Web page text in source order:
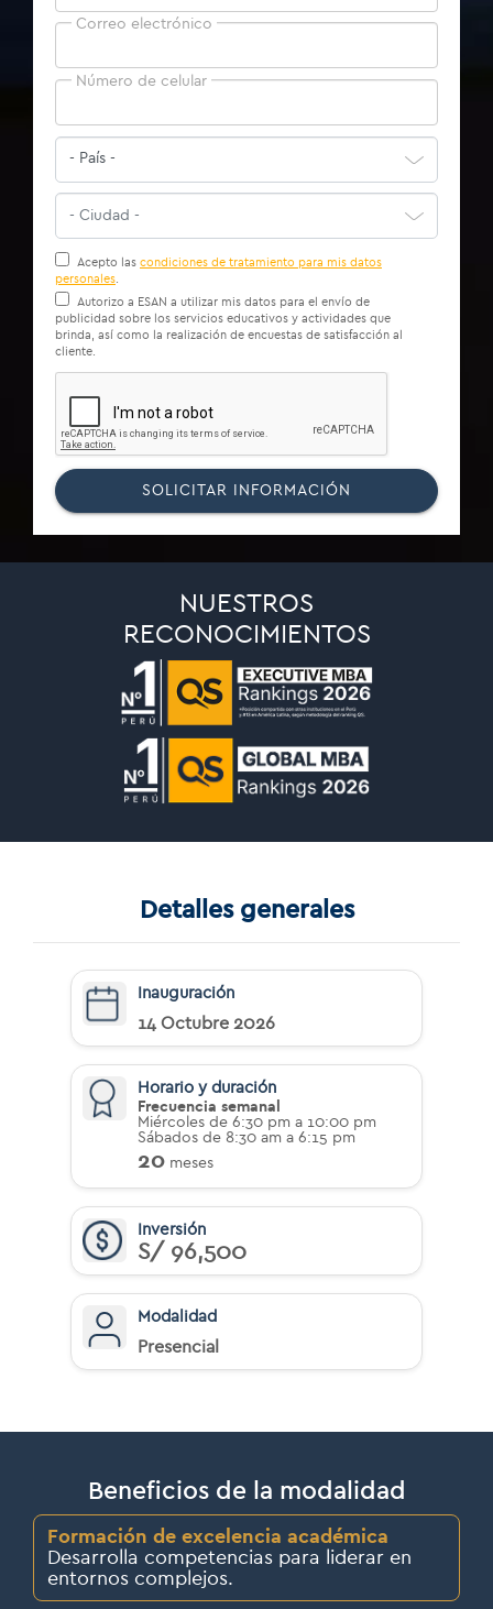
Correo electrónico
Número de celular
Acepto las condiciones de tratamiento para mis datos
personales
Autorizo a ESAN a utilizar mis datos para el envío de
publicidad sobre los servicios educativos y actividades que
brinda, así como la realización de encuestas de satisfacción al
cliente.
SOLICITAR INFORMACIÓN
NUESTROS
RECONOCIMIENTOS
Detalles generales
Inauguración
14 Octubre 2026
Horario y duración
Frecuencia semanal
Miércoles de 6:30 pm a 10:00 pm
Sábados de 8:30 am a 6:15 pm
20 meses
Inversión
S/ 96,500
Modalidad
Presencial
Beneficios de la modalidad
Formación de excelencia académica
Desarrolla competencias para liderar en
entornos complejos.